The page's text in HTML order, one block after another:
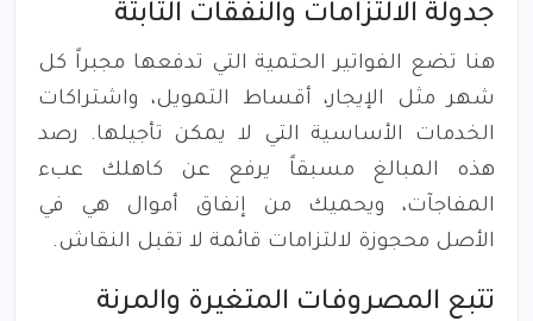
جدولة الالتزامات والنفقات الثابتة
هنا تضع الفواتير الحتمية التي تدفعها مجبراً كل
شهر مثل الإيجار، أقساط التمويل، واشتراكات
الخدمات الأساسية التي لا يمكن تأجيلها. رصد
هذه المبالغ مسبقاً يرفع عن كاهلك عبء
المفاجآت، ويحميك من إنفاق أموال هي في
الأصل محجوزة لالتزامات قائمة لا تقبل النقاش.
تتبع المصروفات المتغيرة والمرنة